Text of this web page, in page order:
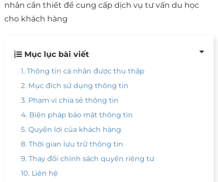
nhân cần thiết để cung cấp dịch vụ tư vấn du học
cho khách hàng
Mục lục bài viết
1. Thông tin cá nhân được thu thập
2. Mục đích sử dụng thông tin
3. Phạm vi chia sẻ thông tin
4. Biện pháp bảo mật thông tin
5. Quyền lợi của khách hàng
8. Thời gian lưu trữ thông tin
9. Thay đổi chính sách quyền riêng tư
10. Liên hệ